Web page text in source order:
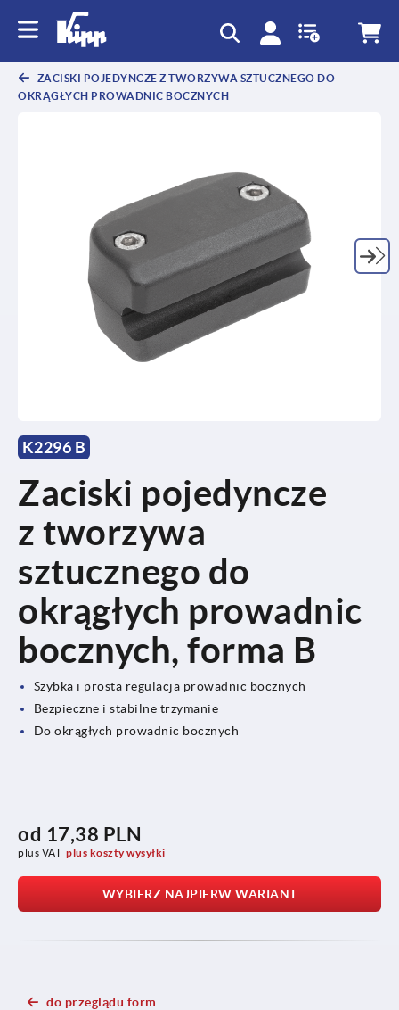
ZACISKI POJEDYNCZE Z TWORZYWA SZTUCZNEGO DO
OKRĄGŁYCH PROWADNIC BOCZNYCH
K2296 B
Zaciski pojedyncze
z tworzywa
sztucznego do
okrągłych prowadnic
bocznych, forma B
Szybka i prosta regulacja prowadnic bocznych
Bezpieczne i stabilne trzymanie
Do okrągłych prowadnic bocznych
od 17,38 PLN
plus VAT plus koszty wysyłki
WYBIERZ NAJPIERW WARIANT
do przeglądu form